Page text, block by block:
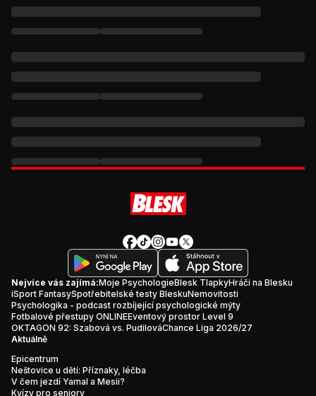
Nejvíce vás zajímá:Moje PsychologieBlesk TlapkyHráči na Blesku
iSport FantasySpotřebitelské testy BleskuNemovitosti
Psychologika - podcast rozbíjející psychologické mýty
Fotbalové přestupy ONLINEEventový prostor Level 9
OKTAGON 92: Szabová vs. PudilováChance Liga 2026/27
Aktuálně
Epicentrum
Neštovice u dětí: Příznaky, léčba
V čem jezdí Yamal a Mesii?
Kvízy pro seniory